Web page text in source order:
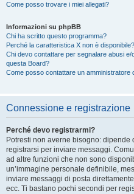
Come posso trovare i miei allegati?
Informazioni su phpBB
Chi ha scritto questo programma?
Perché la caratteristica X non è disponibile?
Chi devo contattare per segnalare abusi e/
questa Board?
Come posso contattare un amministratore
Connessione e registrazione
Perché devo registrarmi?
Potresti non averne bisogno:
registrarsi per inviare messaggi.
ad altre funzioni che non sono
un’immagine personale definibile,
inviare messaggi di posta
ecc. Ti bastano pochi secondi per